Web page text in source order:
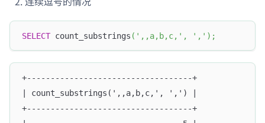
SELECT count_substrings ( ',,a,b,c,' , ',' ) ;
+-----------------------------------+
| count_substrings(',,a,b,c,', ',') |
+-----------------------------------+